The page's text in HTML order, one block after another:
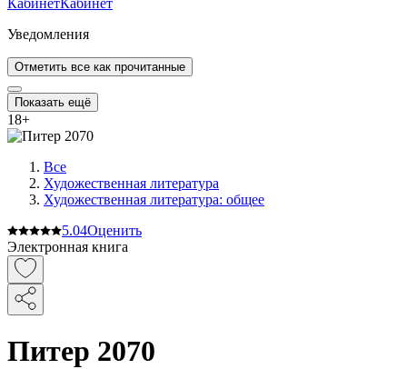
КабинетКабинет
Уведомления
Отметить все как прочитанные
Показать ещё
18+
Все
Художественная литература
Художественная литература: общее
5.04Оценить
Электронная книга
Питер 2070